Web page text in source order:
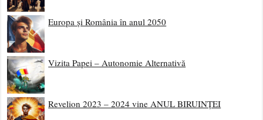
Europa și România în anul 2050
Vizita Papei – Autonomie Alternativă
Revelion 2023 – 2024 vine ANUL BIRUINȚEI